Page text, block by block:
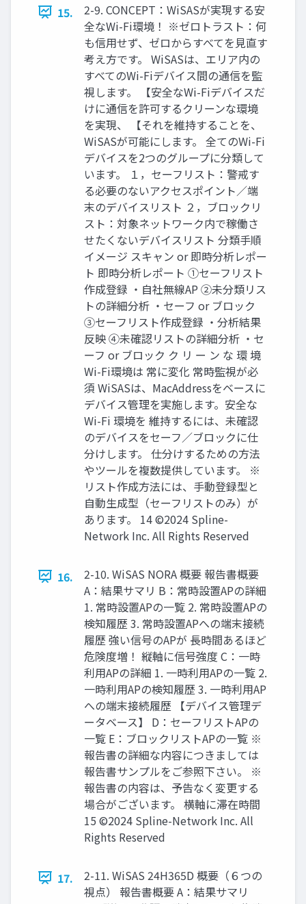
15.
2-9. CONCEPT：WiSASが実現する安
全なWi-Fi環境！ ※ゼロトラスト：何
も信用せず、ゼロからすべてを見直す
考え方です。 WiSASは、エリア内の
すべてのWi-Fiデバイス間の通信を監
視します。 【安全なWi-Fiデバイスだ
けに通信を許可するクリーンな環境
を実現、 【それを維持することを、
WiSASが可能にします。 全てのWi-Fi
デバイスを2つのグループに分類して
います。 １，セーフリスト：警戒す
る必要のないアクセスポイント／端
末のデバイスリスト ２，ブロックリ
スト：対象ネットワーク内で稼働さ
せたくないデバイスリスト 分類手順
イメージ スキャン or 即時分析レポー
ト 即時分析レポート ①セーフリスト
作成登録 ・自社無線AP ②未分類リス
トの詳細分析 ・セーフ or ブロック
③セーフリスト作成登録 ・分析結果
反映 ④未確認リストの詳細分析 ・セ
ーフ or ブロック ク リ ー ン な 環 境
Wi-Fi環境は 常に変化 常時監視が必
須 WiSASは、MacAddressをベースに
デバイス管理を実施します。安全な
Wi-Fi 環境を 維持するには、未確認
のデバイスをセーフ／ブロックに仕
分けします。 仕分けするための方法
やツールを複数提供しています。 ※
リスト作成方法には、手動登録型と
自動生成型（セーフリストのみ）が
あります。 14 ©2024 Spline-
Network Inc. All Rights Reserved
16.
2-10. WiSAS NORA 概要 報告書概要
A：結果サマリ B：常時設置APの詳細
1. 常時設置APの一覧 2. 常時設置APの
検知履歴 3. 常時設置APへの端末接続
履歴 強い信号のAPが 長時間あるほど
危険度増！ 縦軸に信号強度 C：一時
利用APの詳細 1. 一時利用APの一覧 2.
一時利用APの検知履歴 3. 一時利用AP
への端末接続履歴 【デバイス管理デ
ータベース】 D：セーフリストAPの
一覧 E：ブロックリストAPの一覧 ※
報告書の詳細な内容につきましては
報告書サンプルをご参照下さい。 ※
報告書の内容は、予告なく変更する
場合がございます。 横軸に滞在時間
15 ©2024 Spline-Network Inc. All
Rights Reserved
17.
2-11. WiSAS 24H365D 概要（６つの
視点） 報告書概要 A：結果サマリ